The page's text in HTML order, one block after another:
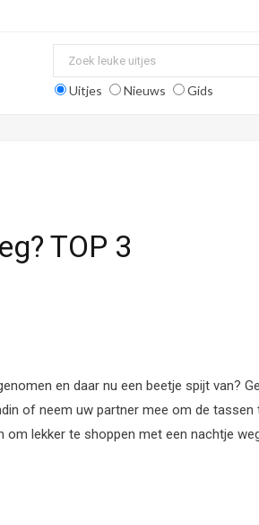
Uitjes Nieuws Gids
TOP 3
en daar nu een beetje spijt van?
of neem uw partner mee om de tassen
om lekker te shoppen met een nachtje